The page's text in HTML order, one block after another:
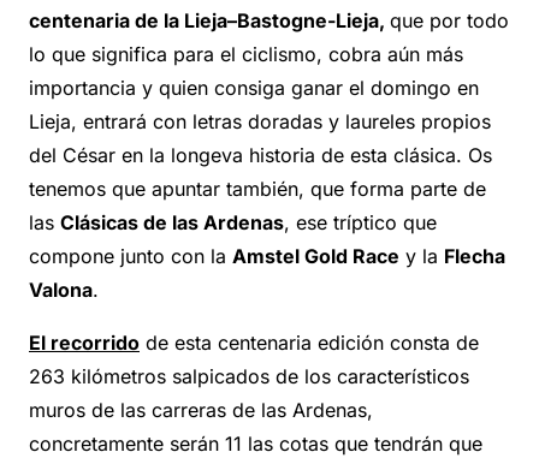
centenaria de la Lieja–Bastogne-Lieja, que por todo
lo que significa para el ciclismo, cobra aún más
importancia y quien consiga ganar el domingo en
Lieja, entrará con letras doradas y laureles propios
del César en la longeva historia de esta clásica. Os
tenemos que apuntar también, que forma parte de
las Clásicas de las Ardenas, ese tríptico que
compone junto con la Amstel Gold Race y la Flecha
Valona.
El recorrido de esta centenaria edición consta de
263 kilómetros salpicados de los característicos
muros de las carreras de las Ardenas,
concretamente serán 11 las cotas que tendrán que